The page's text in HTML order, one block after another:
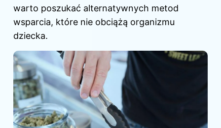
warto poszukać alternatywnych metod
wsparcia, które nie obciążą organizmu
dziecka.